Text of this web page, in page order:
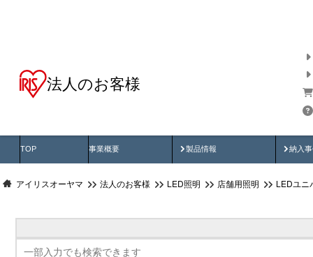
法人のお客様
TOP 事業概要 製品情報
製品動画 納入
納
アイリスオーヤマ 法人のお客様 LED照明 店舗用照明 LEDユニ